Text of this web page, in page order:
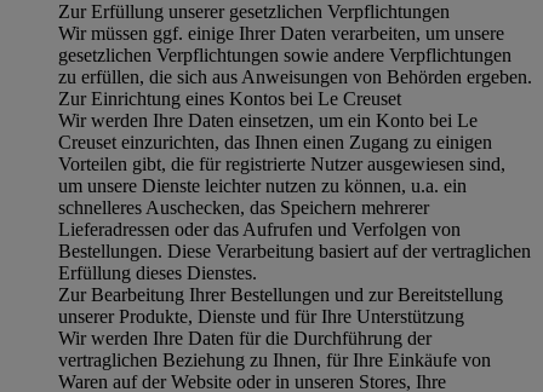
Zur Erfüllung unserer gesetzlichen Verpflichtungen
Wir müssen ggf. einige Ihrer Daten verarbeiten, um unsere
gesetzlichen Verpflichtungen sowie andere Verpflichtungen
zu erfüllen, die sich aus Anweisungen von Behörden ergeben.
Zur Einrichtung eines Kontos bei Le Creuset
Wir werden Ihre Daten einsetzen, um ein Konto bei Le
Creuset einzurichten, das Ihnen einen Zugang zu einigen
Vorteilen gibt, die für registrierte Nutzer ausgewiesen sind,
um unsere Dienste leichter nutzen zu können, u.a. ein
schnelleres Auschecken, das Speichern mehrerer
Lieferadressen oder das Aufrufen und Verfolgen von
Bestellungen. Diese Verarbeitung basiert auf der vertraglichen
Erfüllung dieses Dienstes.
Zur Bearbeitung Ihrer Bestellungen und zur Bereitstellung
unserer Produkte, Dienste und für Ihre Unterstützung
Wir werden Ihre Daten für die Durchführung der
vertraglichen Beziehung zu Ihnen, für Ihre Einkäufe von
Waren auf der Website oder in unseren Stores, Ihre